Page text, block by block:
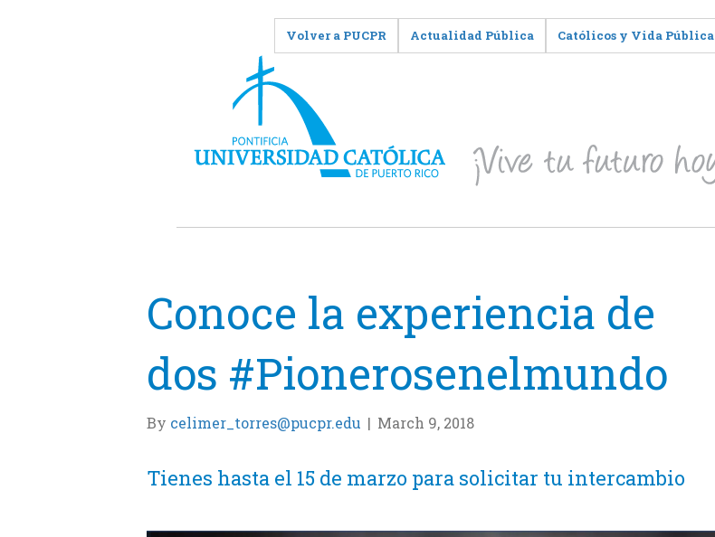
Volver a PUCPR Actualidad Pública Católicos y Vida Pública
Conoce la experiencia de
dos #Pionerosenelmundo
By celimer_torres@pucpr.edu | March 9, 2018
Tienes hasta el 15 de marzo para solicitar tu intercambio